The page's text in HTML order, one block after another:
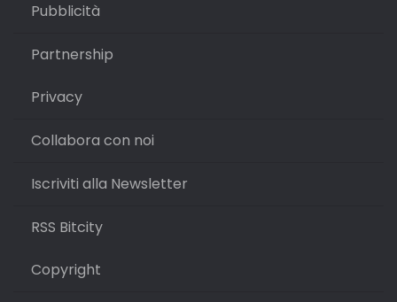
Pubblicità
Partnership
Privacy
Collabora con noi
Iscriviti alla Newsletter
RSS Bitcity
Copyright